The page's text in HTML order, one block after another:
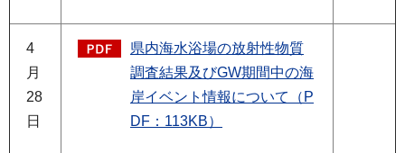
4
月
28
日
県内海水浴場の放射性物質
調査結果及びGW期間中の海
岸イベント情報について（P
DF：113KB）